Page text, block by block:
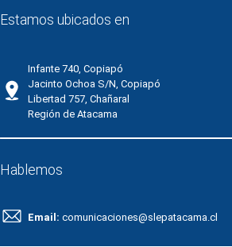
Estamos ubicados en
Infante 740, Copiapó
Jacinto Ochoa S/N, Copiapó
Libertad 757, Chañaral
Región de Atacama
Hablemos
Email: comunicaciones@slepatacama.cl